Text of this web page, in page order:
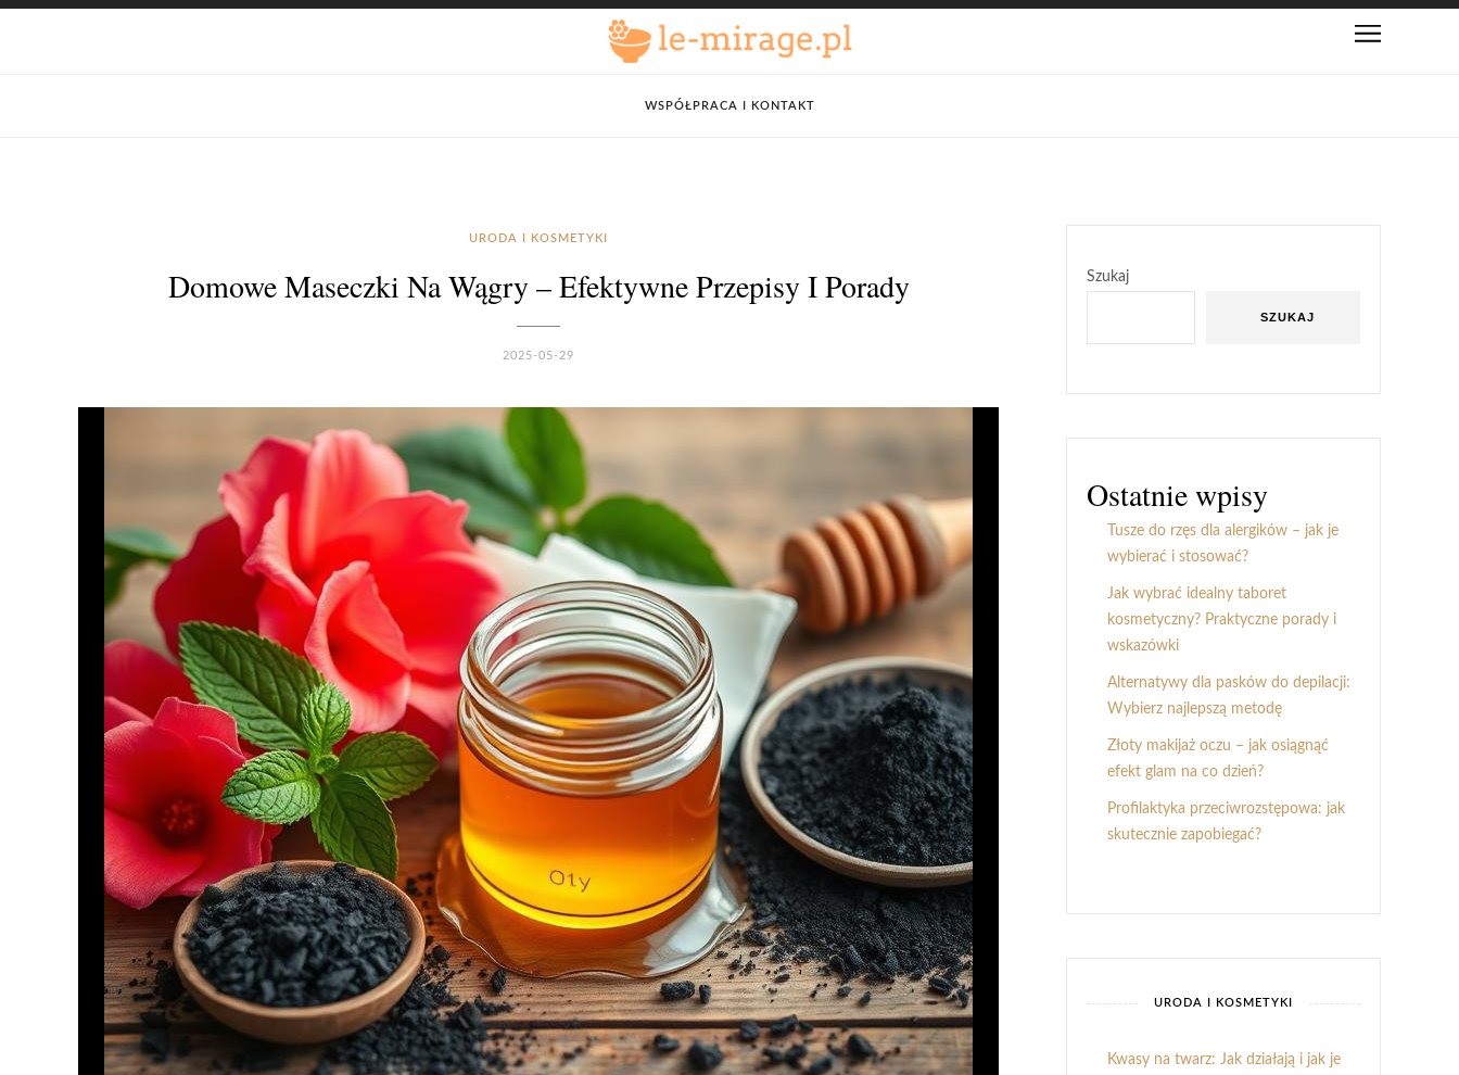
WSPÓŁPRACA I KONTAKT
URODA I KOSMETYKI
Domowe Maseczki Na Wągry – Efektywne Przepisy I Porady
2025-05-29
Szukaj
SZUKAJ
Ostatnie wpisy
Tusze do rzęs dla alergików – jak je
wybierać i stosować?
Jak wybrać idealny taboret
kosmetyczny? Praktyczne porady i
wskazówki
Alternatywy dla pasków do depilacji:
Wybierz najlepszą metodę
Złoty makijaż oczu – jak osiągnąć
efekt glam na co dzień?
Profilaktyka przeciwrozstępowa: jak
skutecznie zapobiegać?
URODA I KOSMETYKI
Kwasy na twarz: Jak działają i jak je